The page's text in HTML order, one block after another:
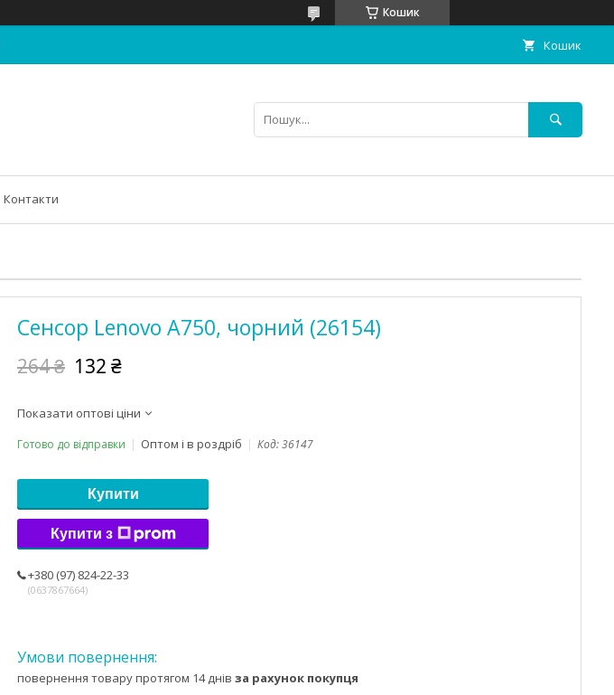
Кошик
Кошик
Контакти
Сенсор Lenovo A750, чорний (26154)
264 ₴ 132 ₴
Показати оптові ціни
Готово до відправки Оптом і в роздріб Код:36147
Купити
Купити з
+380 (97) 824-22-33
0637867664
повернення товару протягом 14 днів за рахунок покупця